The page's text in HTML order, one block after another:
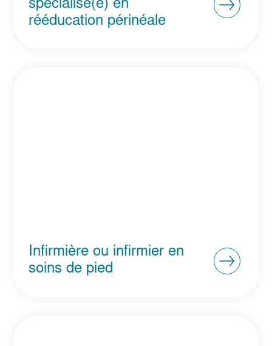
spécialisé(e) en
rééducation périnéale
Infirmière ou infirmier en
soins de pied